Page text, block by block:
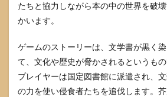
たちと協力しながら本の中の世界を破
かいます。
ゲームのストーリーは、文学書が黒く
て、文化や歴史が脅かされるというもの
プレイヤーは国定図書館に派遣され、
の力を使い侵食者たちを追伐します。芥